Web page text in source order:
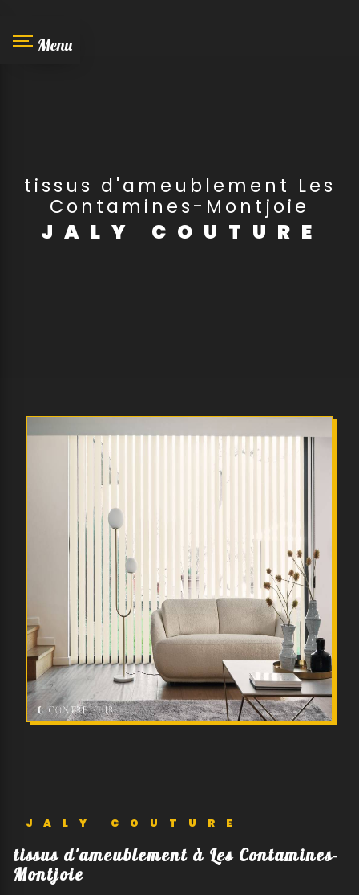
Menu
tissus d'ameublement Les
Contamines-Montjoie
JALY COUTURE
JALY COUTURE
tissus d'ameublement à Les Contamines-
Montjoie